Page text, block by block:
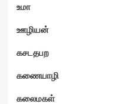
உமா
ஊழியன்
கசடதபற
கணையாழி
கலைமகள்